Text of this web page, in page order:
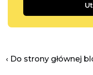
‹ Do strony głównej